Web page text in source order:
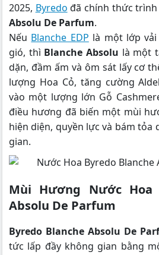
2025, Byredo đã chính thức trình
Absolu De Parfum.
Nếu Blanche EDP là một lớp
gió, thì Blanche Absolu là một
dặn, đầm ấm và ôm sát lấy cơ
lượng Hoa Cỏ, tăng cường
vào một lượng lớn Gỗ
điều hương đã biến một mùi
hiện diện, quyền lực và bám tỏa
gian.
Mùi Hương Nước Hoa
Absolu De Parfum
Byredo Blanche Absolu De
tức lấp đầy không gian bằng